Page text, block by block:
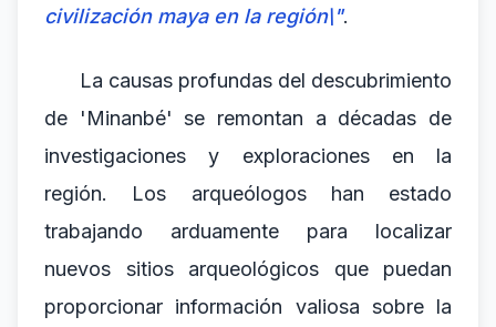
civilización maya en la región\".
La causas profundas del descubrimiento
de 'Minanbé' se remontan a décadas de
investigaciones y exploraciones en la
región. Los arqueólogos han estado
trabajando arduamente para localizar
nuevos sitios arqueológicos que puedan
proporcionar información valiosa sobre la